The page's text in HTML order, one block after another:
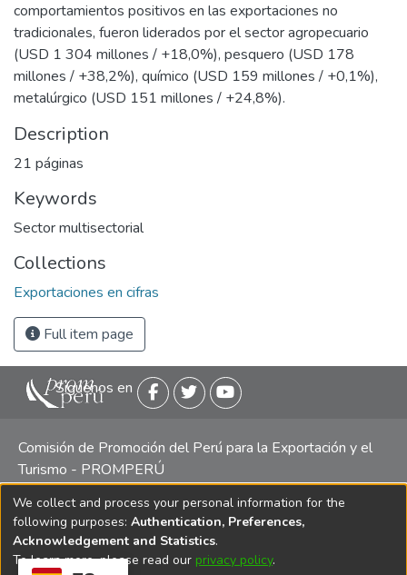
comportamientos positivos en las exportaciones no
tradicionales, fueron liderados por el sector agropecuario
(USD 1 304 millones / +18,0%), pesquero (USD 178
millones / +38,2%), químico (USD 159 millones / +0,1%),
metalúrgico (USD 151 millones / +24,8%).
Description
21 páginas
Keywords
Sector multisectorial
Collections
Exportaciones en cifras
Full item page
Siguenos en
Comisión de Promoción del Perú para la Exportación y el
Turismo - PROMPERÚ
Central telefónica: (511) 616 7300 / 616 7400 Calle Uno
Oeste 50, Edificio Mincetur, Pisos 13 y 14, San Isidro -
Lima
We collect and process your personal information for the
following purposes: Authentication, Preferences,
Acknowledgement and Statistics.
To learn more, please read our privacy policy.